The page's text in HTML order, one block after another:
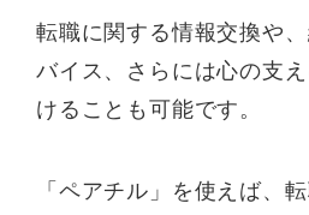
転職に関する情報交換や
バイス、さらには心の支
けることも可能です。
「ペアチル」を使えば、